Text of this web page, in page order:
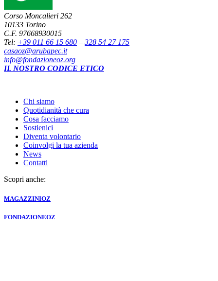
Corso Moncalieri 262
10133 Torino
C.F. 97668930015
Tel: +39 011 66 15 680 – 328 54 27 175
casaoz@arubapec.it
info@fondazioneoz.org
IL NOSTRO CODICE ETICO
Chi siamo
Quotidianità che cura
Cosa facciamo
Sostienici
Diventa volontario
Coinvolgi la tua azienda
News
Contatti
Scopri anche:
MAGAZZINIOZ
FONDAZIONEOZ